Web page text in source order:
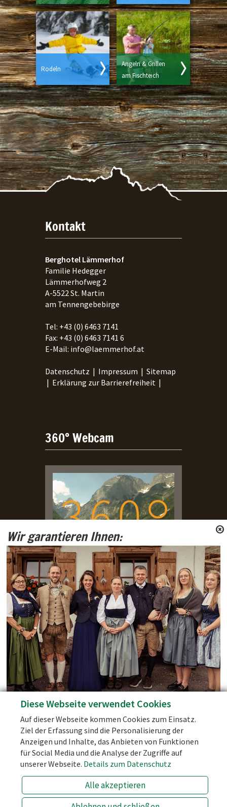
Wir garantieren Ihnen:
persönliche Betreuung - bei uns gibt es keine "künstliche
Intelligenz" und Chat-Bots!
den günstigsten Zimmerpreis (Preise bei Drittanbietern wie
booking.com sind bis zu 10 % höher!)
die Halbpension zum günstigsten Preis
ein Herz für spezielle Wünsche!
info@laemmerhof.at
+43 (0) 6463 7141
Rodeln
Angeln & Grillen
am Fischteich
Kontakt
Berghotel Lämmerhof
Familie Hedegger
Lämmerhofweg 2
A-5522St. Martin
am Tennengebebirge
Tel: +43 (0) 6463 7141
Fax: +43 (0) 6463 7141 6
E-Mail: info@laemmerhof.at
Datenschutz | Impressum | Sitemap
| Erklärung zur Barrierefreiheit |
360° Webcam
Live Webcam aus dem Lammertal
mit Blick auf Tennengebirge und
Gosaukamm.
Social Media
Facebook
Instagram
Blog
Diese Webseite verwendet Cookies
Auf dieser Webseite kommen Cookies zum Einsatz.
Ziel der Erfassung sind die Personalisierung der
Anzeigen und Inhalte, das Anbieten von Funktionen
für Social Media und die Analyse der Zugriffe auf
unserer Webseite. Details zum Datenschutz
Alle akzeptieren